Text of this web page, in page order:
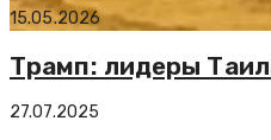
15.05.2026
Трамп: лидеры
27.07.2025